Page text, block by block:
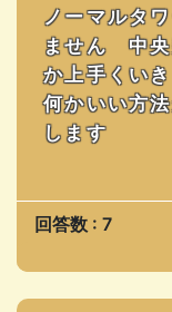
ノーマルタ
ません 中央
か上手くい
何かいい方
します
回答数 : 7